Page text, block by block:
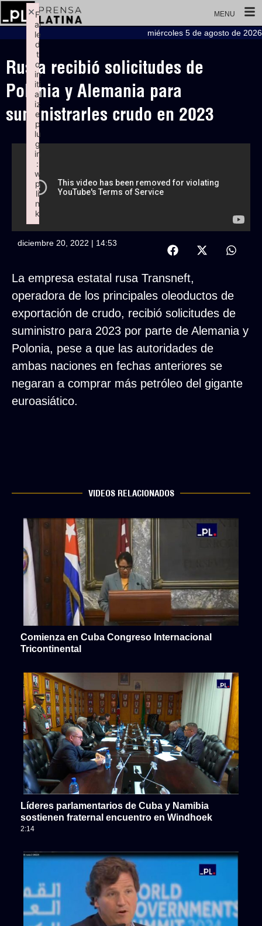
MENU
miércoles 5 de agosto de 2026
Rusia recibió solicitudes de
Polonia y Alemania para
suministrarles crudo en 2023
diciembre 20, 2022 | 14:53
La empresa estatal rusa Transneft,
operadora de los principales oleoductos de
exportación de crudo, recibió solicitudes de
suministro para 2023 por parte de Alemania y
Polonia, pese a que las autoridades de
ambas naciones en fechas anteriores se
negaran a comprar más petróleo del gigante
euroasiático.
VIDEOS RELACIONADOS
Comienza en Cuba Congreso Internacional
Tricontinental
Líderes parlamentarios de Cuba y Namibia
sostienen fraternal encuentro en Windhoek
2:14
F
ai
le
d
t
o
in
iti
al
iz
e
p
lu
g
in
:
w
p
li
n
k
×
Failed to initialize plugin: wplink